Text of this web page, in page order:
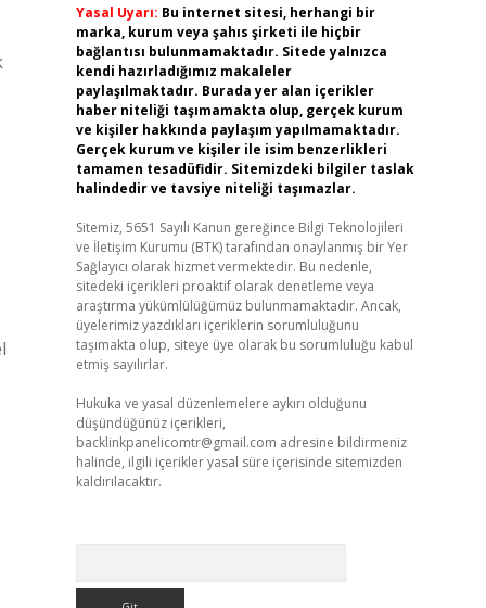
Yasal Uyarı: Bu internet sitesi, herhangi bir
marka, kurum veya şahıs şirketi ile hiçbir
bağlantısı bulunmamaktadır. Sitede yalnızca
kendi hazırladığımız makaleler
paylaşılmaktadır. Burada yer alan içerikler
haber niteliği taşımamakta olup, gerçek kurum
ve kişiler hakkında paylaşım yapılmamaktadır.
Gerçek kurum ve kişiler ile isim benzerlikleri
tamamen tesadüfidir. Sitemizdeki bilgiler taslak
halindedir ve tavsiye niteliği taşımazlar.
Sitemiz, 5651 Sayılı Kanun gereğince Bilgi Teknolojileri
ve İletişim Kurumu (BTK) tarafından onaylanmış bir Yer
Sağlayıcı olarak hizmet vermektedir. Bu nedenle,
sitedeki içerikleri proaktif olarak denetleme veya
araştırma yükümlülüğümüz bulunmamaktadır. Ancak,
üyelerimiz yazdıkları içeriklerin sorumluluğunu
taşımakta olup, siteye üye olarak bu sorumluluğu kabul
etmiş sayılırlar.
Hukuka ve yasal düzenlemelere aykırı olduğunu
düşündüğünüz içerikleri,
backlinkpanelicomtr@gmail.com adresine bildirmeniz
halinde, ilgili içerikler yasal süre içerisinde sitemizden
kaldırılacaktır.